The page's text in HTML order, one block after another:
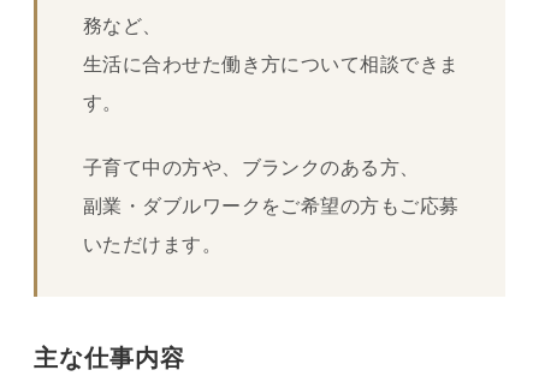
務など、
生活に合わせた働き方について相談できま
す。
子育て中の方や、ブランクのある方、
副業・ダブルワークをご希望の方もご応募
いただけます。
主な仕事内容